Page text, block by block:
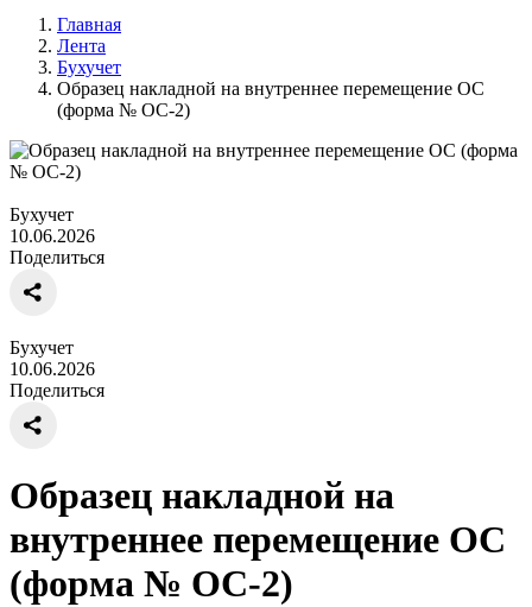
Главная
Лента
Бухучет
Образец накладной на внутреннее перемещение ОС
(форма № ОС-2)
Бухучет
10.06.2026
Поделиться
Бухучет
10.06.2026
Поделиться
Образец накладной на
внутреннее перемещение ОС
(форма № ОС-2)